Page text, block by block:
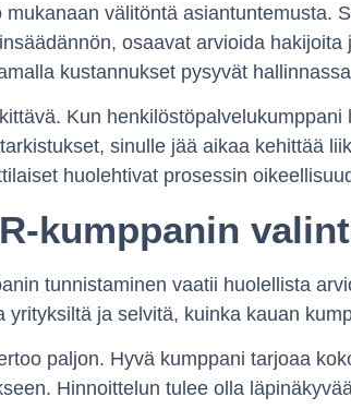
mukanaan välitöntä asiantuntemusta.
osaavat arvioida
kustannukset pysyvät
Kun
sinulle jää aikaa kehittää
huolehtivat prosessin
kumppanin
tunnistaminen vaatii huolellista
yrityksiltä ja selvitä, kuinka kauan
paljon. Hyvä kumppani tarjoaa
Hinnoittelun tulee olla